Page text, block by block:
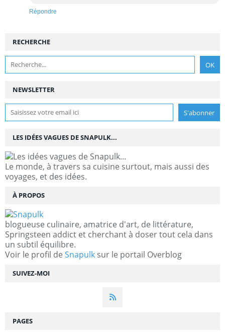
Répondre
NEWSLETTER
SUIVEZ-MOI
RECHERCHE
LES IDÉES VAGUES DE SNAPULK...
Le monde, à travers sa cuisine surtout, mais aussi des
voyages, et des idées.
À PROPOS
blogueuse culinaire, amatrice d'art, de littérature,
Springsteen addict et cherchant à doser tout cela dans
un subtil équilibre.
Voir le profil de Snapulk sur le portail Overblog
PAGES